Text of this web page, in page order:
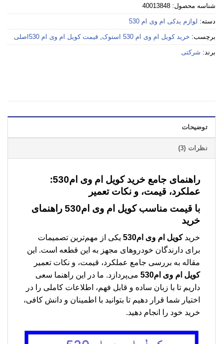
شناسه محصول: 40013848
دسته: لوازم یدکی ام وی ام 530
برچسب: خرید کویل ام وی ام 530 استوک قیمت کویل ام وی ام 530اصلی
برند: شرکتی
توضیحات
نظرات (3)
راهنمای جامع خرید کویل ام وی ام530:
عملکرد، قیمت، و نکات تعمیر
با قیمت مناسبکویل ام وی ام530
راهنمای
خرید
خرید کویل ام وی ام530
یکی از مهم‌ترین تصمیمات
برای دارندگان خودروهای مجهز به این قطعه است. این
مقاله به بررسی جامع عملکرد، قیمت، و نکات تعمیر
کویل ام وی ام530
می‌پردازد. ما در این راهنما سعی
داریم تا با زبان ساده و قابل فهم، اطلاعات کاملی را در
اختیار شما قرار دهیم تا بتوانید با اطمینان و دانش کافی،
خرید خود را انجام دهید.